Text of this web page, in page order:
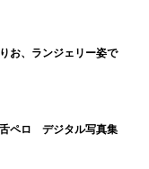
也
お、ランジェリー姿で
ペロ デジタル写真集